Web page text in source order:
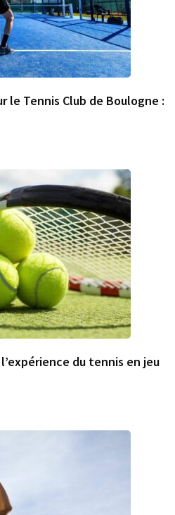
le Tennis Club de Boulogne :
du tennis en jeu